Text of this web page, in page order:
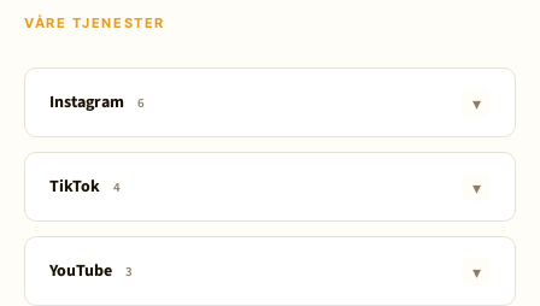
VÅRE TJENESTER
Instagram 6 ▾
IG Growth 📈
Likes (enkeltbilde)
TikTok 4 ▾
Følgere
YouTube 3 ▾